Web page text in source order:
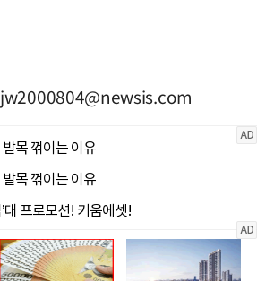
jw2000804@newsis.com